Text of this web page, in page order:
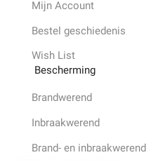
Mijn Account
Bestel geschiedenis
Wish List
Bescherming
Brandwerend
Inbraakwerend
Brand- en inbraakwerend